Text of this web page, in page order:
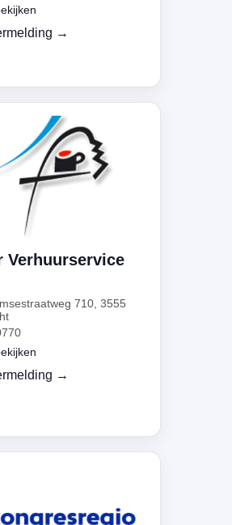
→
Verhuurservice
710, 3555
→